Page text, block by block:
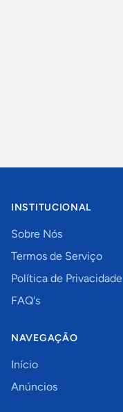
INSTITUCIONAL
Sobre Nós
Termos de Serviço
Política de Privacidade
FAQ's
NAVEGAÇÃO
Início
Anúncios